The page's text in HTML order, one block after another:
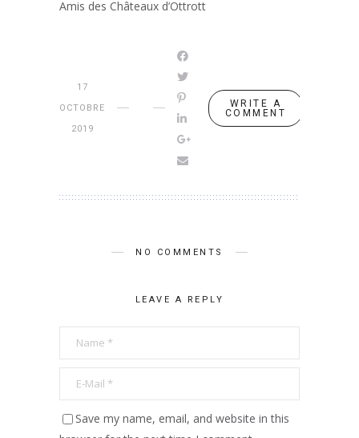
Amis des Châteaux d’Ottrott
17
OCTOBRE
2019
WRITE A
COMMENT
NO COMMENTS
LEAVE A REPLY
Save my name, email, and website in this